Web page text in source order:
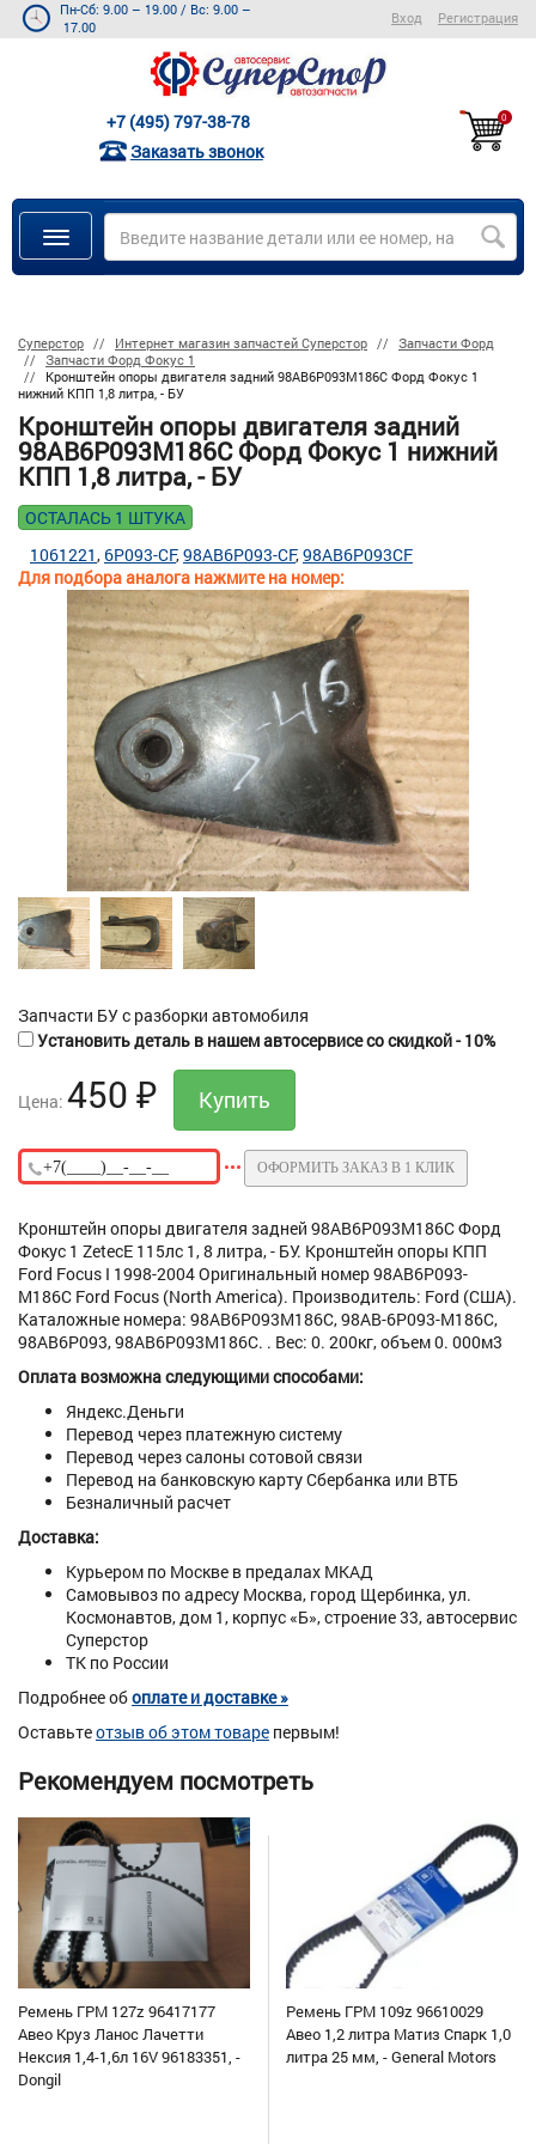
Пн-Сб: 9.00 – 19.00 / Вс: 9.00 –
17.00
Вход Регистрация
+7 (495) 797-38-78
Заказать звонок
0
Суперстор Интернет магазин запчастей Суперстор
Запчасти Форд
Запчасти Форд Фокус 1
Кронштейн опоры двигателя задний 98AB6P093M186C Форд Фокус 1
нижний КПП 1,8 литра, - БУ
Кронштейн опоры двигателя задний
98AB6P093M186C Форд Фокус 1 нижний
КПП 1,8 литра, - БУ
ОСТАЛАСЬ 1 ШТУКА
Для подбора аналога нажмите на номер:
1061221 6P093-CF 98AB6P093-CF 98AB6P093CF
Запчасти БУ с разборки автомобиля
Установить деталь в нашем автосервисе со скидкой - 10%
Цена: 450 ₽
ОФОРМИТЬ ЗАКАЗ В 1 КЛИК
Кронштейн опоры двигателя задней 98AB6P093M186C Форд
Фокус 1 ZetecE 115лс 1, 8 литра, - БУ. Кронштейн опоры КПП
Ford Focus I 1998-2004 Оригинальный номер 98AB6P093-
M186C Ford Focus (North America). Производитель: Ford (США).
Каталожные номера: 98AB6P093M186C, 98AB-6P093-M186C,
98AB6P093, 98AB6P093M186C. . Вес: 0. 200кг, объем 0. 000м3
Оплата возможна следующими способами:
Яндекс.Деньги
Перевод через платежную систему
Перевод через салоны сотовой связи
Перевод на банковскую карту Сбербанка или ВТБ
Безналичный расчет
Доставка:
Курьером по Москве в предалах МКАД
Самовывоз по адресу Москва, город Щербинка, ул.
Космонавтов, дом 1, корпус «Б», строение 33, автосервис
Суперстор
ТК по России
Подробнее обоплате и доставке »
Оставьтеотзыв об этом товаре первым!
Рекомендуем посмотреть
Ремень ГРМ 127z 96417177
Авео Круз Ланос Лачетти
Нексия 1,4-1,6л 16V 96183351, -
Dongil
Ремень ГРМ 109z 96610029
Авео 1,2 литра Матиз Спарк 1,0
литра 25 мм, - General Motors